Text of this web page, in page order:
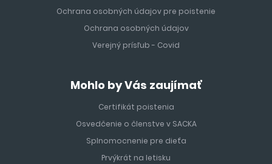
Ochrana osobných údajov pre poistenie
Ochrana osobných údajov
Verejný prísľub - Covid
Mohlo by Vás zaujímať
Certifikát poistenia
Osvedčenie o členstve v SACKA
Splnomocnenie pre dieťa
Prvýkrát na letisku